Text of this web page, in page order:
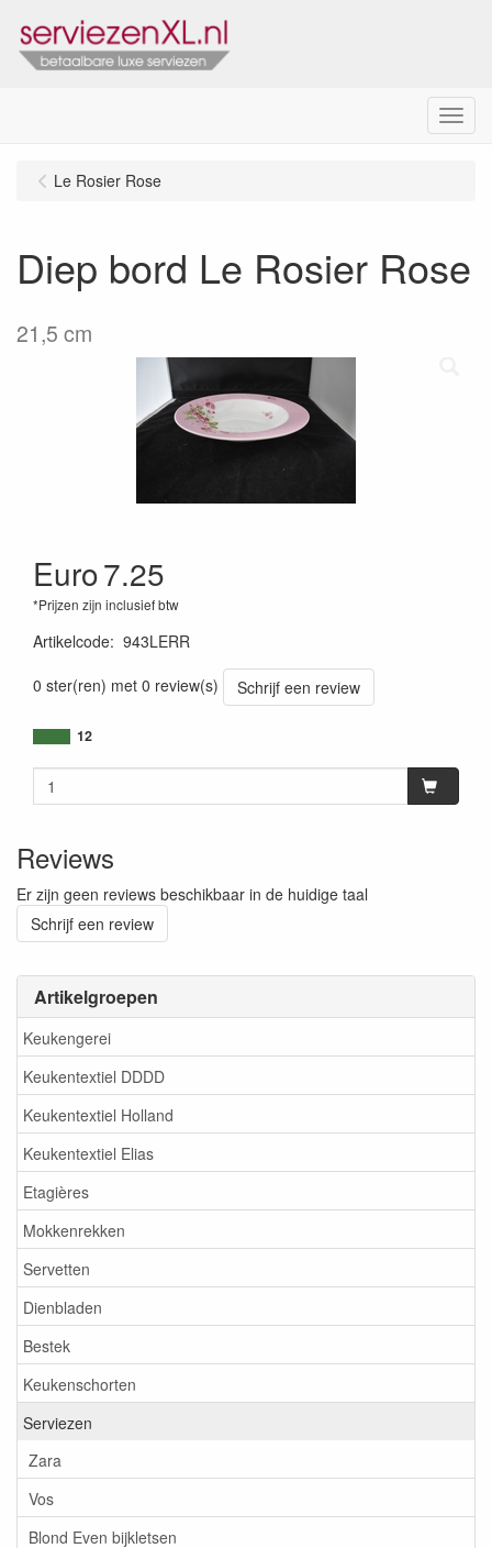
Menu
Artikelgroepen
Keukengerei
Keukentextiel DDDD
Keukentextiel Holland
Keukentextiel Elias
Etagières
Mokkenrekken
Servetten
Dienbladen
Bestek
Keukenschorten
Serviezen
Zara
Vos
Blond Even bijkletsen
Le Rosier Rose
Diep bord Le Rosier Rose
21,5 cm
Euro7.25
*Prijzen zijn inclusief btw
Artikelcode: 943LERR
0 ster(ren) met 0 review(s)
Schrijf een review
12
Reviews
Er zijn geen reviews beschikbaar in de huidige taal
Schrijf een review